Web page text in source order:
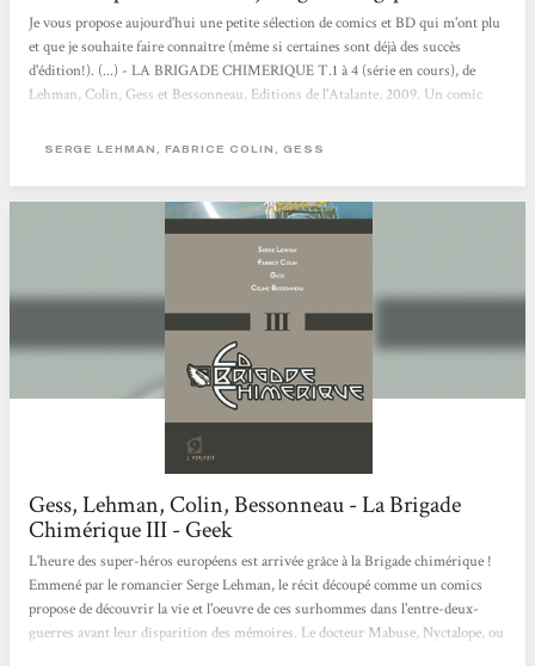
Je vous propose aujourd'hui une petite sélection de comics et BD qui m'ont plu
et que je souhaite faire connaître (même si certaines sont déjà des succès
d'édition!). (...) - LA BRIGADE CHIMERIQUE T.1 à 4 (série en cours), de
Lehman, Colin, Gess et Bessonneau, Editions de l'Atalante, 2009. Un comic
forme mais basant son histoire juste avant la seconde guerre mondiale. Les
période d'avant guerre où pouvoirs mystiques et super-sciences...
SERGE LEHMAN, FABRICE COLIN, GESS
Gess, Lehman, Colin, Bessonneau - La Brigade
Chimérique III - Geek
L'heure des super-héros européens est arrivée grâce à la Brigade chimérique !
Emmené par le romancier Serge Lehman, le récit découpé comme un comics
propose de découvrir la vie et l'oeuvre de ces surhommes dans l'entre-deux-
guerres avant leur disparition des mémoires. Le docteur Mabuse, Nyctalope, ou